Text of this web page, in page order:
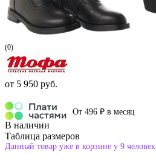
(0)
от 5 950 руб.
От 496 ₽ в месяц
В наличии
Таблица размеров
Данный товар уже в корзине у 9 человек